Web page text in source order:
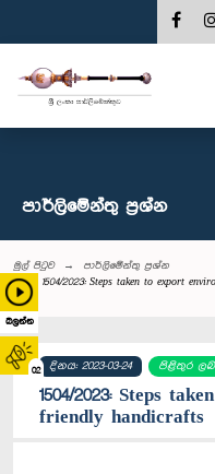
බලන්න
02
පාර්ලි‌මේන්තු‌ ප්‍රශ්න
මුල් පිටුව
පාර්ලි‌මේන්තු‌ ප්‍රශ්න
1504/2023: Steps taken to export
දිනය: 2023-03-24 පිළිතුර
1504/2023: Steps
friendly handicrafts